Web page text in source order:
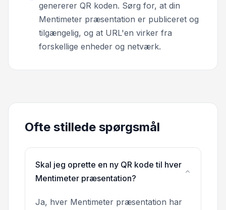
genererer QR koden. Sørg for, at din
Mentimeter præsentation er publiceret og
tilgængelig, og at URL'en virker fra
forskellige enheder og netværk.
Ofte stillede spørgsmål
Skal jeg oprette en ny QR kode til hver
Mentimeter præsentation?
Ja, hver Mentimeter præsentation har